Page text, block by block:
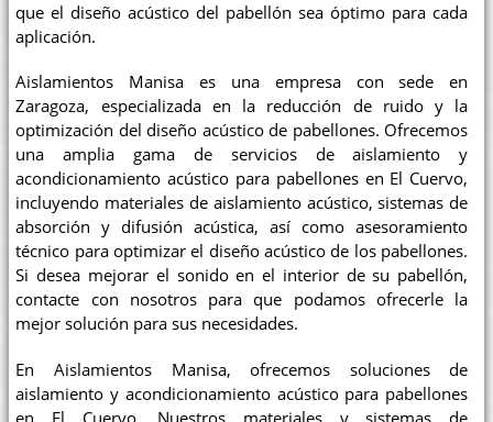
que el diseño acústico del pabellón sea óptimo para cada
aplicación.
Aislamientos Manisa es una empresa con sede en
Zaragoza, especializada en la reducción de ruido y la
optimización del diseño acústico de pabellones. Ofrecemos
una amplia gama de servicios de aislamiento y
acondicionamiento acústico para pabellones en El Cuervo,
incluyendo materiales de aislamiento acústico, sistemas de
absorción y difusión acústica, así como asesoramiento
técnico para optimizar el diseño acústico de los pabellones.
Si desea mejorar el sonido en el interior de su pabellón,
contacte con nosotros para que podamos ofrecerle la
mejor solución para sus necesidades.
En Aislamientos Manisa, ofrecemos soluciones de
aislamiento y acondicionamiento acústico para pabellones